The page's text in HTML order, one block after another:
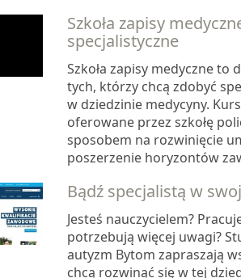
Szkoła zapisy
specjalistyczne
Szkoła zapisy medyczne to
tych, którzy chcą zdobyć
w dziedzinie medycyny.
oferowane przez szkołę
sposobem na rozwinięcie
poszerzenie horyzontów
Bądź specjalistą w
Jesteś nauczycielem?
potrzebują więcej uwagi?
autyzm Bytom zapraszają
chcą rozwinąć się w tej